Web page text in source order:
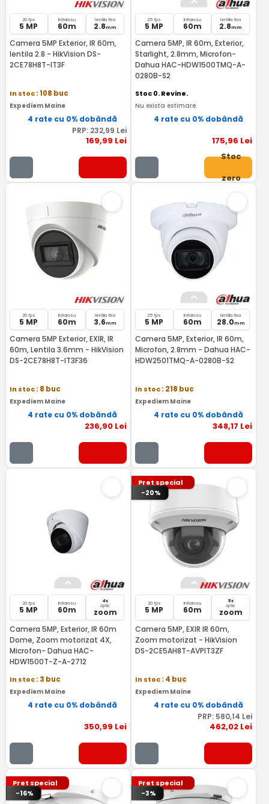
20 fps
5 MP
Infrarosu
60m
lentila fixa
2.8mm
Camera 5MP Exterior, IR 60m,
lentila 2.8 - HikVision DS-
2CE78H8T-IT3F
In stoc: 108 buc
Expediem Maine
4 rate cu 0% dobândă
PRP: 232,99 Lei
169,99 Lei
25 fps
5 MP
Infrarosu
60m
lentila fixa
2.8mm
Camera 5MP, IR 60m, Exterior,
Starlight, 2.8mm, Microfon-
Dahua HAC-HDW1500TMQ-A-
0280B-S2
Stoc 0. Revine.
Nu exista estimare.
4 rate cu 0% dobândă
175,96 Lei
Stoc
zero
20 fps
5 MP
Infrarosu
60m
lentila fixa
3.6mm
Camera 5MP Exterior, EXIR, IR
60m, Lentila 3.6mm - HikVision
DS-2CE78H8T-IT3F36
In stoc: 8 buc
Expediem Maine
4 rate cu 0% dobândă
236,90Lei
25 fps
5 MP
Infrarosu
60m
lentila fixa
28.0mm
Camera 5MP, Exterior, IR 60m,
Microfon, 2.8mm - Dahua HAC-
HDW2501TMQ-A-0280B-S2
In stoc: 218 buc
Expediem Maine
4 rate cu 0% dobândă
348,17 Lei
20 fps
5 MP
Infrarosu
60m
4x
optic
zoom
Camera 5MP, Exterior, IR 60m
Dome, Zoom motorizat 4X,
Microfon- Dahua HAC-
HDW1500T-Z-A-2712
In stoc: 3 buc
Expediem Maine
4 rate cu 0% dobândă
350,99 Lei
Pret special
-20%
20 fps
5 MP
Infrarosu
60m
5x
optic
zoom
Camera 5MP, EXIR IR 60m,
Zoom motorizat - HikVision
DS-2CE5AH8T-AVPIT3ZF
In stoc: 4 buc
Expediem Maine
4 rate cu 0% dobândă
PRP: 580,14 Lei
462,02 Lei
Pret special
-16%
Pret special
-3%